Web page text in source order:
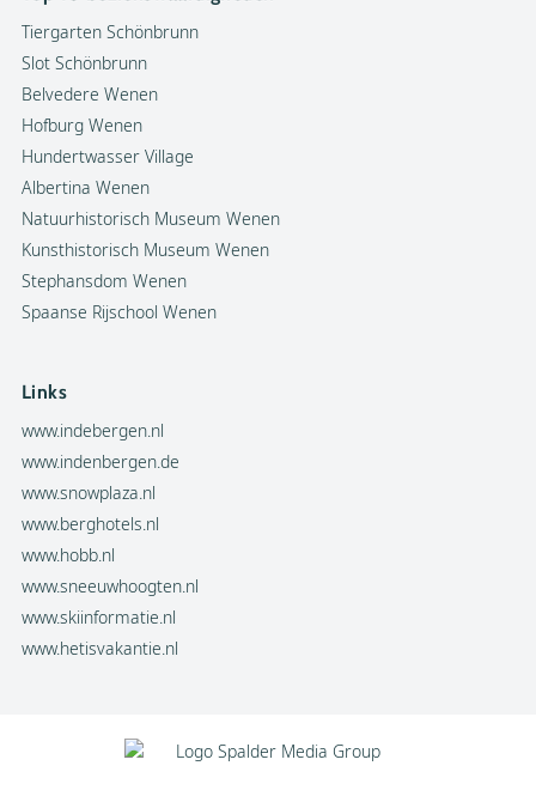
Tiergarten Schönbrunn
Slot Schönbrunn
Belvedere Wenen
Hofburg Wenen
Hundertwasser Village
Albertina Wenen
Natuurhistorisch Museum Wenen
Kunsthistorisch Museum Wenen
Stephansdom Wenen
Spaanse Rijschool Wenen
Links
www.indebergen.nl
www.indenbergen.de
www.snowplaza.nl
www.berghotels.nl
www.hobb.nl
www.sneeuwhoogten.nl
www.skiinformatie.nl
www.hetisvakantie.nl